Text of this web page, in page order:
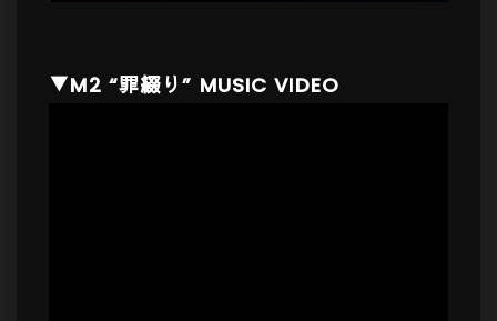
▼M2 “罪綴り” MUSIC VIDEO